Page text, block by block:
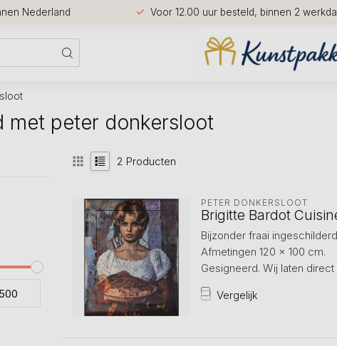
Nederland Voor 12.00 uur besteld, binnen 2
met peter donkersloot
2 Producten
PETER DONKERSLOOT
Brigitte Bardot
Bijzonder fraai
Afmetingen 120 x 100 cm.
Gesigneerd. Wij laten direct
Vergelijk